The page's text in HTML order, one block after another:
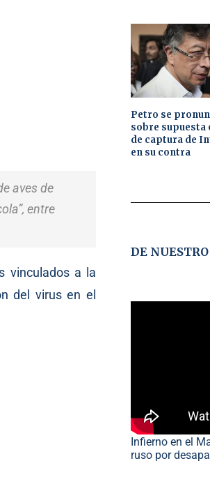
aves de
entre
vinculados a la
del virus en el
Petro se
sobre supuesta
de captura de
en su contra
DE
Infierno en el
ruso por